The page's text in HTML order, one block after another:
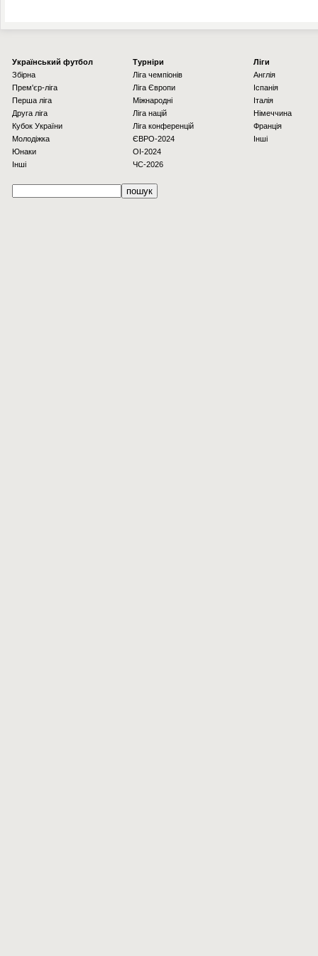
Українcький футбол
Збірна
Прем'єр-ліга
Перша ліга
Друга ліга
Кубок України
Молодіжка
Юнаки
Інші
Турніри
Ліга чемпіонів
Ліга Європи
Міжнародні
Ліга націй
Ліга конференцій
ЄВРО-2024
OI-2024
ЧС-2026
Ліги
Англія
Іспанія
Італія
Німеччина
Франція
Інші